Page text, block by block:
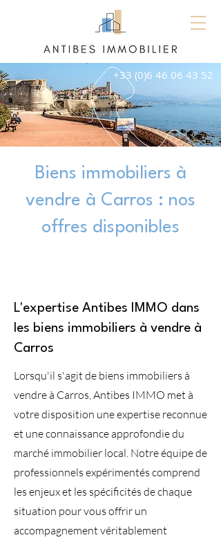
+33 (0)6 46 06 43 52
Biens immobiliers à
vendre à Carros : nos
offres disponibles
L'expertise Antibes IMMO dans
les biens immobiliers à vendre à
Carros
Lorsqu'il s'agit de biens immobiliers à
vendre à Carros, Antibes IMMO met à
votre disposition une expertise reconnue
et une connaissance approfondie du
marché immobilier local. Notre équipe de
professionnels expérimentés comprend
les enjeux et les spécificités de chaque
situation pour vous offrir un
accompagnement véritablement